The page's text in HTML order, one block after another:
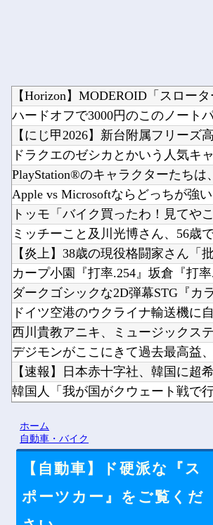
ドラクエのゼシカとかいう人気キ
Apple vs Microsoftならどっちが強
カープ小園『打率.254』坂倉『打
【にじ甲2026】アベヒパワヒって
ホーム
自動車・バイク
【自動車】ド硬派な『ス
ポーツカー』をご覧くだ